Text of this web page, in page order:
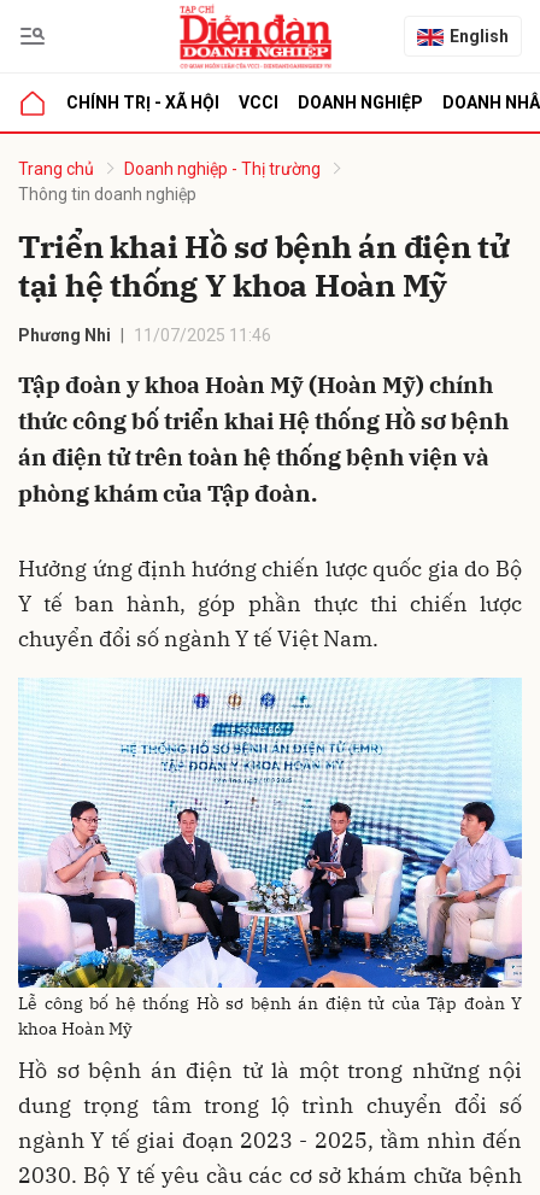
English
CHÍNH TRỊ - XÃ HỘI VCCI DOANH NGHIỆP DOANH
Trang chủ
Doanh nghiệp - Thị trường
Thông tin doanh nghiệp
Triển khai Hồ sơ bệnh án điện tử
tại hệ thống Y khoa Hoàn Mỹ
Phương Nhi 11/07/2025 11:46
Tập đoàn y khoa Hoàn Mỹ (Hoàn Mỹ) chính
thức công bố triển khai Hệ thống Hồ sơ bệnh
án điện tử trên toàn hệ thống bệnh viện và
phòng khám của Tập đoàn.
Hưởng ứng định hướng chiến lược quốc gia do Bộ
Y tế ban hành, góp phần thực thi chiến lược
chuyển đổi số ngành Y tế Việt Nam.
Lễ công bố hệ thống Hồ sơ bệnh án điện tử của Tập đoàn Y
khoa Hoàn Mỹ
Hồ sơ bệnh án điện tử là một trong những nội
dung trọng tâm trong lộ trình chuyển đổi số
ngành Y tế giai đoạn 2023 - 2025, tầm nhìn đến
2030. Bộ Y tế yêu cầu các cơ sở khám chữa bệnh
luận
Hủy